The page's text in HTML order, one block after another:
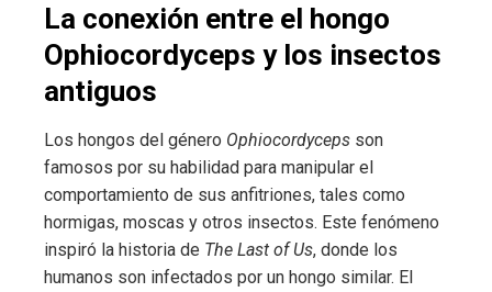
La conexión entre el hongo
Ophiocordyceps y los insectos
antiguos
Los hongos del género Ophiocordyceps son
famosos por su habilidad para manipular el
comportamiento de sus anfitriones, tales como
hormigas, moscas y otros insectos. Este fenómeno
inspiró la historia de The Last of Us, donde los
humanos son infectados por un hongo similar. El